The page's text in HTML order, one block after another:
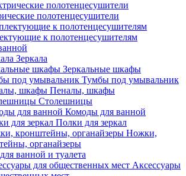
полотенцесушители
к полотенцесушителям
Зеркала
Зеркальные шкафы
Тумбы под умывальник
Пеналы, шкафы
Столешницы
Комоды для ванной
Полки для зеркал
Ножки,
органайзеры
ванной и туалета
Аксессуары